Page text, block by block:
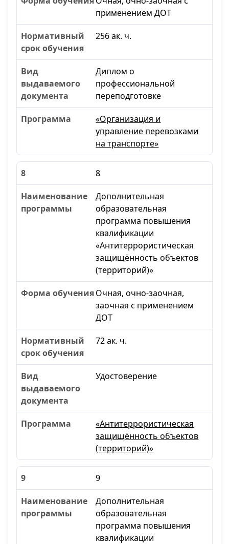
применением ДОТ
256 ак. ч.
Диплом о
профессиональной
переподготовке
«Организация и
управление перевозками
на транспорте»
8
Дополнительная
образовательная
программа повышения
квалификации
«Антитеррористическая
защищённость объектов
(территорий)»
Очная, очно-заочная,
заочная с применением
ДОТ
72 ак. ч.
Удостоверение
«Антитеррористическая
защищённость объектов
(территорий)»
9
Дополнительная
образовательная
программа повышения
квалификации